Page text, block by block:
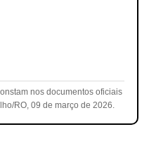
nos documentos oficiais
RO, 09 de março de 2026.